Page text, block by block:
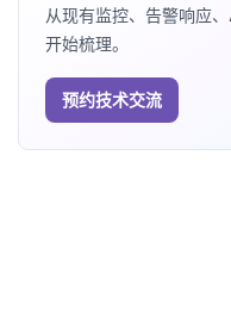
从现有监控、告警响应
开始梳理。
预约技术交流